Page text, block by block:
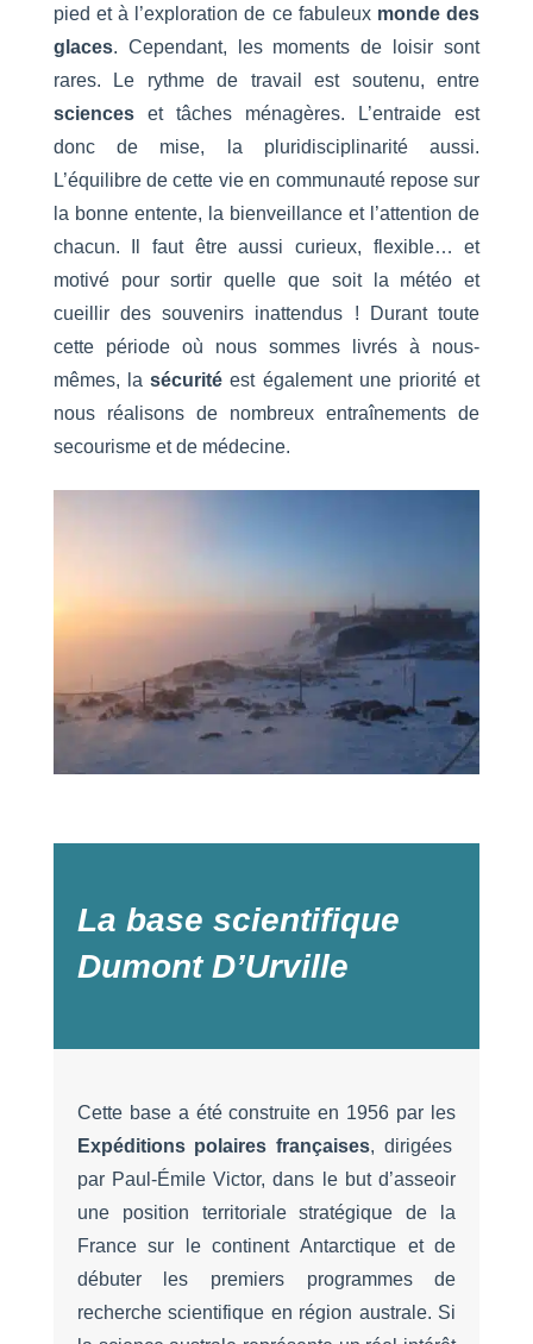
pied et à l’exploration de ce fabuleux monde des
glaces. Cependant, les moments de loisir sont
rares. Le rythme de travail est soutenu, entre
sciences et tâches ménagères. L’entraide est
donc de mise, la pluridisciplinarité aussi.
L’équilibre de cette vie en communauté repose sur
la bonne entente, la bienveillance et l’attention de
chacun. Il faut être aussi curieux, flexible… et
motivé pour sortir quelle que soit la météo et
cueillir des souvenirs inattendus ! Durant toute
cette période où nous sommes livrés à nous-
mêmes, lasécuritéest également une priorité et
nous réalisons de nombreux entraînements de
secourisme et de médecine.
La base scientifique
Dumont D’Urville
Cette base a été construite en 1956 par les
Expéditions polaires françaises, dirigées
par Paul-Émile Victor, dans le but d’asseoir
une position territoriale stratégique de la
France sur le continent Antarctique et de
débuter les premiers programmes de
recherche scientifique en région australe. Si